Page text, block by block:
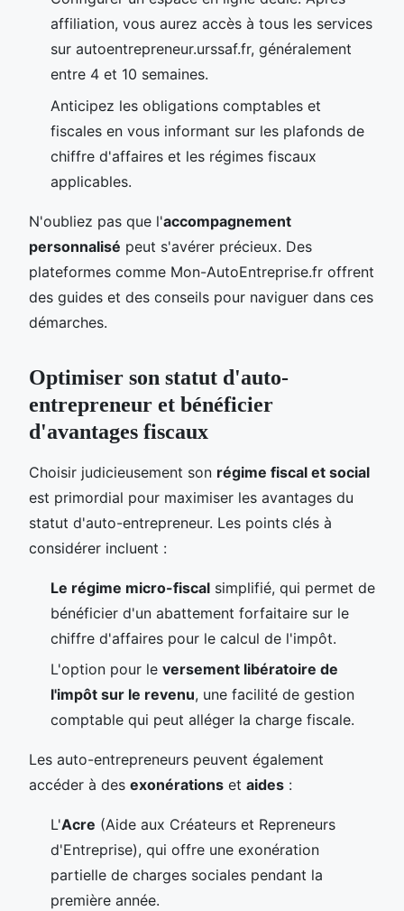
affiliation, vous aurez accès à tous les services
sur autoentrepreneur.urssaf.fr, généralement
entre 4 et 10 semaines.
Anticipez les obligations comptables et
fiscales en vous informant sur les plafonds de
chiffre d'affaires et les régimes fiscaux
applicables.
N'oubliez pas que l'accompagnement
personnalisé peut s'avérer précieux. Des
plateformes comme Mon-AutoEntreprise.fr offrent
des guides et des conseils pour naviguer dans ces
démarches.
Optimiser son statut d'auto-
entrepreneur et bénéficier
d'avantages fiscaux
Choisir judicieusement son régime fiscal et social
est primordial pour maximiser les avantages du
statut d'auto-entrepreneur. Les points clés à
considérer incluent :
Le régime micro-fiscal simplifié, qui permet de
bénéficier d'un abattement forfaitaire sur le
chiffre d'affaires pour le calcul de l'impôt.
L'option pour le versement libératoire de
l'impôt sur le revenu, une facilité de gestion
comptable qui peut alléger la charge fiscale.
Les auto-entrepreneurs peuvent également
accéder à des exonérations et aides :
L'Acre (Aide aux Créateurs et Repreneurs
d'Entreprise), qui offre une exonération
partielle de charges sociales pendant la
première année.